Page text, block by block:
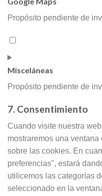
google-
various-
Propósito pendiente de
Consent
service
google-
maps
Misceláneas
Propósito pendiente de
Consent
service
misceláneas
7. Consentimiento
Cuando visite nuestra
mostraremos una
sobre las cookies. En
preferencias", estará
utilicemos las categorías
seleccionado en la